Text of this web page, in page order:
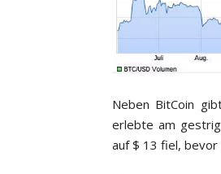
Neben BitCoin
erlebte am
auf $ 13 fiel,